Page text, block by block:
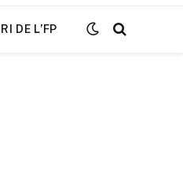
DE L’FP